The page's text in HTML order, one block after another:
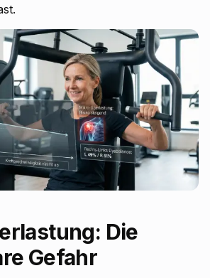
Die
Gefahr